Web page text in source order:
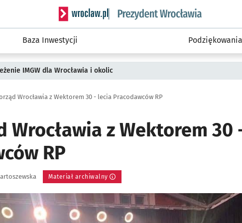
Serwis informacyjny wroclaw.pl podserwis:
Baza Inwestycji Podziękowania
IMGW dla Wrocławia i okolic
Wrocławia z Wektorem 30 - lecia Pracodawców RP
Wrocławia z Wektorem 30
RP
Materiał archiwalny